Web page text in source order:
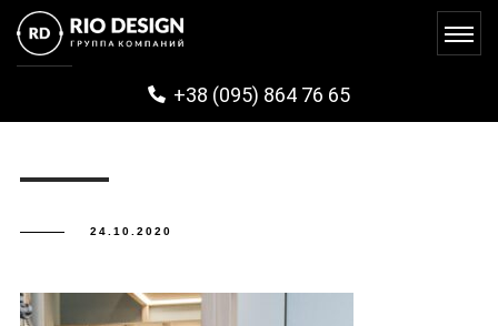
+38 (095) 864 76 65
PHOTO_2020-09-02_13-29-32
24.10.2020